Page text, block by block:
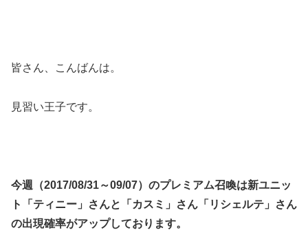
皆さん、こんばんは。
見習い王子です。
今週（2017/08/31～09/07）のプレミアム召喚は新ユニッ
ト「ティニー」さんと「カスミ」さん「リシェルテ」さん
の出現確率がアップしております。